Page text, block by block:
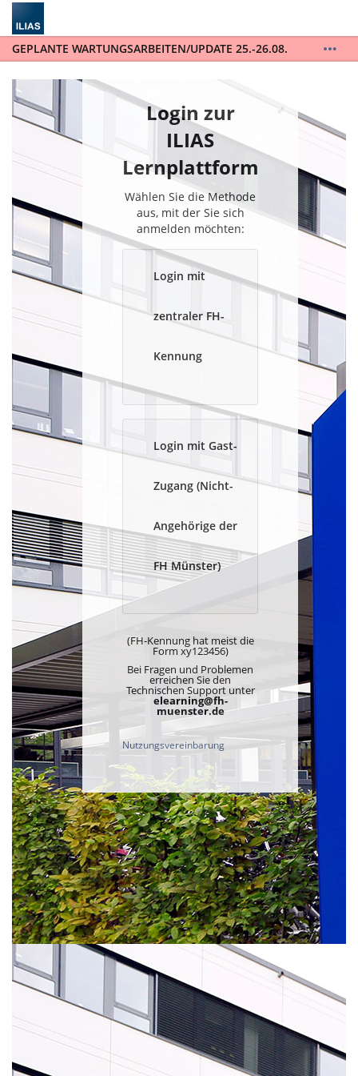
GEPLANTE WARTUNGSARBEITEN/UPDATE 25.-26.08.
ILIAS wird auf die Version 10 upgedatet. ILIAS steht
während der gesamten Wartungsarbeiten vom
25.-26.08. nicht zur Verfügung. / ILIAS will be
updated to version 10 and will not be available for
the entire scheduled maintenance from August 25th
to August 26th.
Login zur
ILIAS
Lernplattform
Wählen Sie die Methode
aus, mit der Sie sich
anmelden möchten:
Login mit
zentraler FH-
Kennung
Login mit Gast-
Zugang (Nicht-
Angehörige der
FH Münster)
(FH-Kennung hat meist die
Form xy123456)
Bei Fragen und Problemen
erreichen Sie den
Technischen Support unter
elearning@fh-
muenster.de
Nutzungsvereinbarung